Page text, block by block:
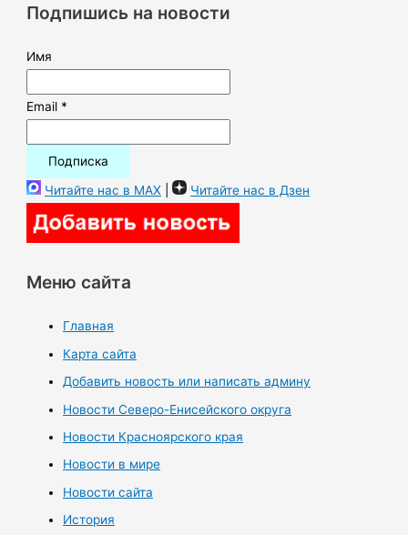
:Подпишись на новости
Имя
Email *
Читайте нас в MAX | Читайте нас в Дзен
Меню сайта
Главная
Карта сайта
Добавить новость или написать админу
Новости Северо-Енисейского округа
Новости Красноярского края
Новости в мире
Новости сайта
История